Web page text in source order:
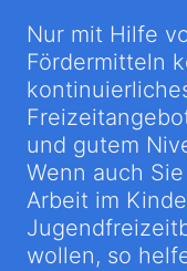
Nur mit Hilfe
Fördermitteln
und gutem
Wenn auch
Arbeit im
wollen, so